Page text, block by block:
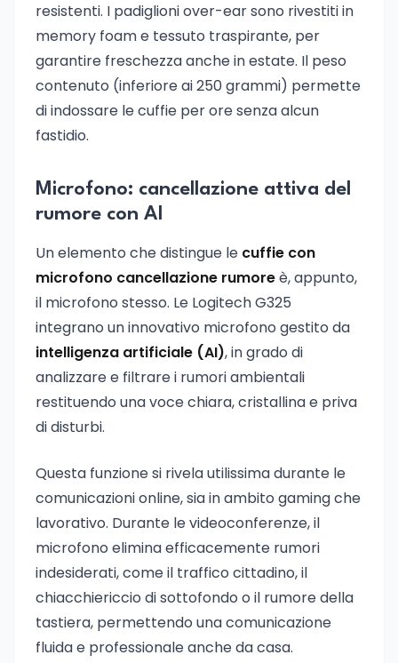
resistenti. I padiglioni over-ear sono rivestiti in
memory foam e tessuto traspirante, per
garantire freschezza anche in estate. Il peso
contenuto (inferiore ai 250 grammi) permette
di indossare le cuffie per ore senza alcun
fastidio.
Microfono: cancellazione attiva del
rumore con AI
Un elemento che distingue le cuffie con
microfono cancellazione rumoreè, appunto,
il microfono stesso. Le Logitech G325
integrano un innovativo microfono gestito da
intelligenza artificiale (AI), in grado di
analizzare e filtrare i rumori ambientali
restituendo una voce chiara, cristallina e priva
di disturbi.
Questa funzione si rivela utilissima durante le
comunicazioni online, sia in ambito gaming che
lavorativo. Durante le videoconferenze, il
microfono elimina efficacemente rumori
indesiderati, come il traffico cittadino, il
chiacchiericcio di sottofondo o il rumore della
tastiera, permettendo una comunicazione
fluida e professionale anche da casa.